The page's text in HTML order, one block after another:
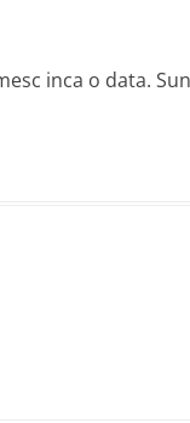
inca o data.